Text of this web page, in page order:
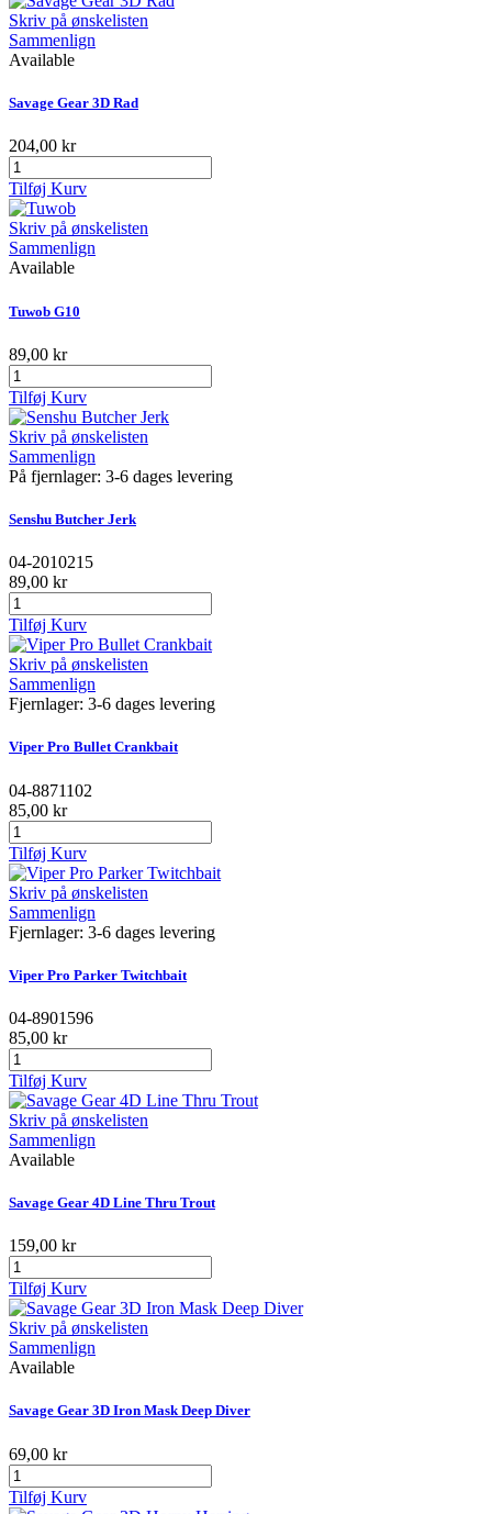
Skriv på ønskelisten
Sammenlign
Available
Savage Gear 3D Rad
204,00 kr
Tilføj Kurv
Skriv på ønskelisten
Sammenlign
Available
Tuwob G10
89,00 kr
Tilføj Kurv
Skriv på ønskelisten
Sammenlign
På fjernlager: 3-6 dages levering
Senshu Butcher Jerk
04-2010215
89,00 kr
Tilføj Kurv
Skriv på ønskelisten
Sammenlign
Fjernlager: 3-6 dages levering
Viper Pro Bullet Crankbait
04-8871102
85,00 kr
Tilføj Kurv
Skriv på ønskelisten
Sammenlign
Fjernlager: 3-6 dages levering
Viper Pro Parker Twitchbait
04-8901596
85,00 kr
Tilføj Kurv
Skriv på ønskelisten
Sammenlign
Available
Savage Gear 4D Line Thru Trout
159,00 kr
Tilføj Kurv
Skriv på ønskelisten
Sammenlign
Available
Savage Gear 3D Iron Mask Deep Diver
69,00 kr
Tilføj Kurv